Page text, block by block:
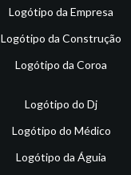
Logótipo da Empresa
Logótipo da Construção
Logótipo da Coroa
Logótipo do Dj
Logótipo do Médico
Logótipo da Águia